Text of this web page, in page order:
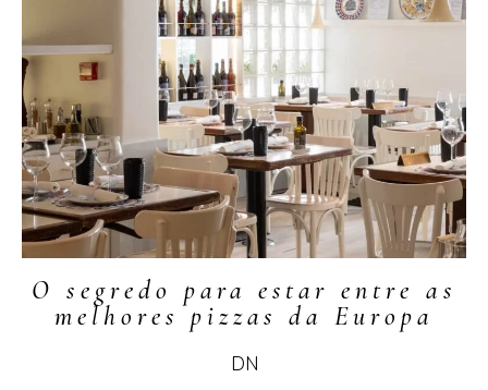
O segredo para estar entre as
melhores pizzas da Europa
DN